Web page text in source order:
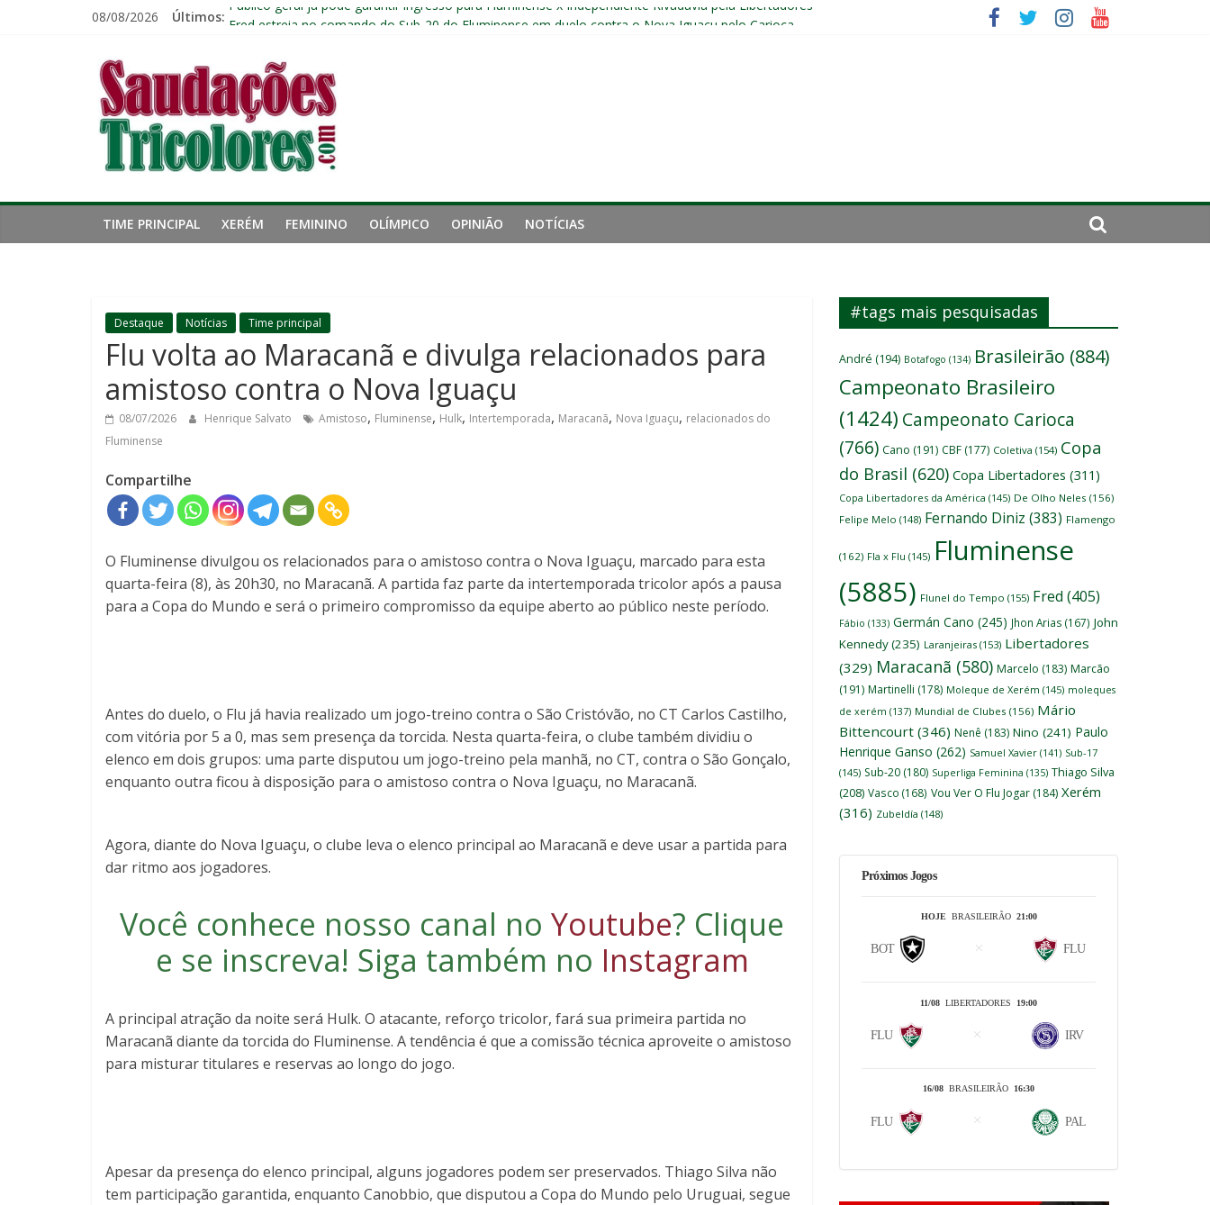
08/08/2026 Últimos: Público geral já pode garantir ingresso para Fluminense x Independiente Rivadavia pela Libertadores
Fluminense chega ao prazo final da Libertadores com apenas duas contratações e sete saídas no elenco
Ventos fortes adiam clássico entre Fluminense e Botafogo pelo Campeonato Brasileiro Feminino
Saudações
Tricolores
TIME PRINCIPAL XERÉM FEMININO OLÍMPICO OPINIÃO NOTÍCIAS
Destaque Notícias Time principal
Flu volta ao Maracanã e divulga relacionados para
amistoso contra o Nova Iguaçu
08/07/2026 Henrique Salvato Amistoso, Fluminense, Hulk, Intertemporada, Maracanã, Nova Iguaçu, relacionados do
Fluminense
Compartilhe
O Fluminense divulgou os relacionados para o amistoso contra o Nova Iguaçu, marcado para esta
quarta-feira (8), às 20h30, no Maracanã. A partida faz parte da intertemporada tricolor após a pausa
para a Copa do Mundo e será o primeiro compromisso da equipe aberto ao público neste período.
Antes do duelo, o Flu já havia realizado um jogo-treino contra o São Cristóvão, no CT Carlos Castilho,
com vitória por 5 a 0, mas sem presença da torcida. Nesta quarta-feira, o clube também dividiu o
elenco em dois grupos: uma parte disputou um jogo-treino pela manhã, no CT, contra o São Gonçalo,
enquanto outra ficou à disposição para o amistoso contra o Nova Iguaçu, no Maracanã.
Agora, diante do Nova Iguaçu, o clube leva o elenco principal ao Maracanã e deve usar a partida para
dar ritmo aos jogadores.
Você conhece nosso canal no Youtube? Clique
e se inscreva! Siga também no Instagram
A principal atração da noite será Hulk. O atacante, reforço tricolor, fará sua primeira partida no
Maracanã diante da torcida do Fluminense. A tendência é que a comissão técnica aproveite o amistoso
para misturar titulares e reservas ao longo do jogo.
Apesar da presença do elenco principal, alguns jogadores podem ser preservados. Thiago Silva não
tem participação garantida, enquanto Canobbio, que disputou a Copa do Mundo pelo Uruguai, segue
#tags mais pesquisadas
André (194) Botafogo (134) Brasileirão (884)
Campeonato Brasileiro
(1424) Campeonato Carioca
(766) Cano (191) CBF (177) Coletiva (154) Copa
do Brasil (620) Copa Libertadores (311)
Copa Libertadores da América (145) De Olho Neles (156)
Felipe Melo (148) Fernando Diniz (383) Flamengo
(162) Fla x Flu (145) Fluminense
(5885) Flunel do Tempo (155) Fred (405)
Fábio (133) Germán Cano (245) Jhon Arias (167) John
Kennedy(235) Laranjeiras (153) Libertadores
(329) Maracanã (580) Marcelo (183) Marcão
(191) Martinelli (178) Moleque de Xerém (145) moleques
de xerém (137) Mundial de Clubes (156) Mário
Bittencourt (346) Nenê (183) Nino (241) Paulo
Henrique Ganso (262) Samuel Xavier (141) Sub-17
(145) Sub-20 (180) Superliga Feminina (135) Thiago Silva
(208) Vasco (168) Vou Ver O Flu Jogar (184) Xerém
(316) Zubeldía (148)
Próximos Jogos
HOJE BRASILEIRÃO 21:00
BOT FLU
11/08 LIBERTADORES 19:00
FLU IRV
16/08 BRASILEIRÃO 16:30
FLU PAL